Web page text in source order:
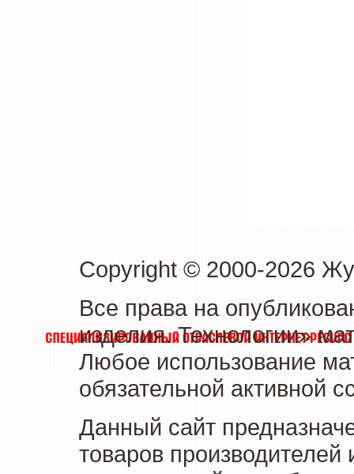
Copyright © 2000-2026
Все права на
изделия. Технологии»
Любое использование
обязательной активной
Данный сайт
товаров